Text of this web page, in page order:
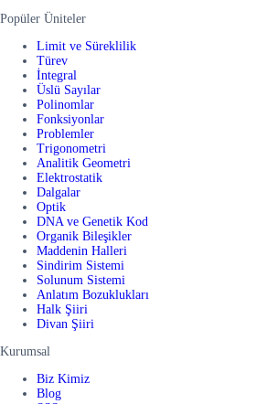
Popüler Üniteler
Limit ve Süreklilik
Türev
İntegral
Üslü Sayılar
Polinomlar
Fonksiyonlar
Problemler
Trigonometri
Analitik Geometri
Elektrostatik
Dalgalar
Optik
DNA ve Genetik Kod
Organik Bileşikler
Maddenin Halleri
Sindirim Sistemi
Solunum Sistemi
Anlatım Bozuklukları
Halk Şiiri
Divan Şiiri
Kurumsal
Biz Kimiz
Blog